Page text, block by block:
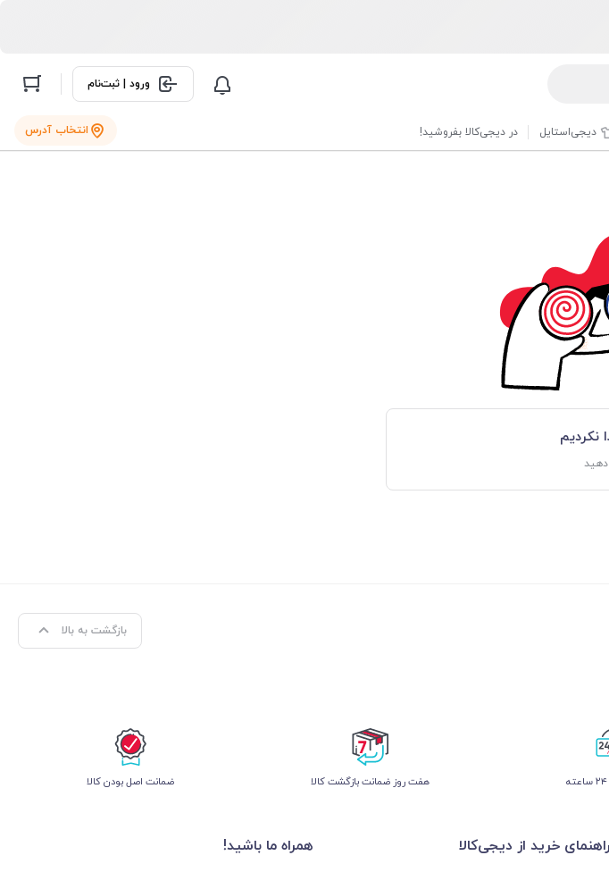
ورود | ثبت‌نام
دیجی‌استایل در دیجی‌کالا بفروشید! انتخاب آدرس
نکردیم
دهید
بازگشت به بالا
هفت روز ضمانت بازگشت کالا ﺿﻤﺎﻧﺖ اﺻﻞ ﺑﻮدن ﮐﺎﻟﺎ
راهنمای خرید از دیجی‌کالا همراه ما باشید!